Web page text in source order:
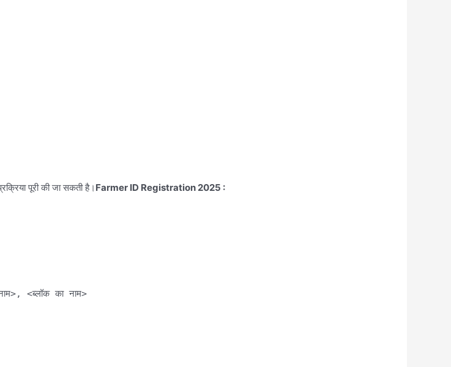
पूरी की जा सकती है। Farmer ID Registration 2025 :
<ब्लॉक का नाम>